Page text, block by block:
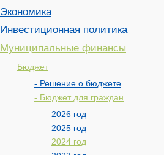
Экономика
Инвестиционная политика
Муниципальные финансы
Бюджет
- Решение о бюджете
- Бюджет для граждан
2026 год
2025 год
2024 год